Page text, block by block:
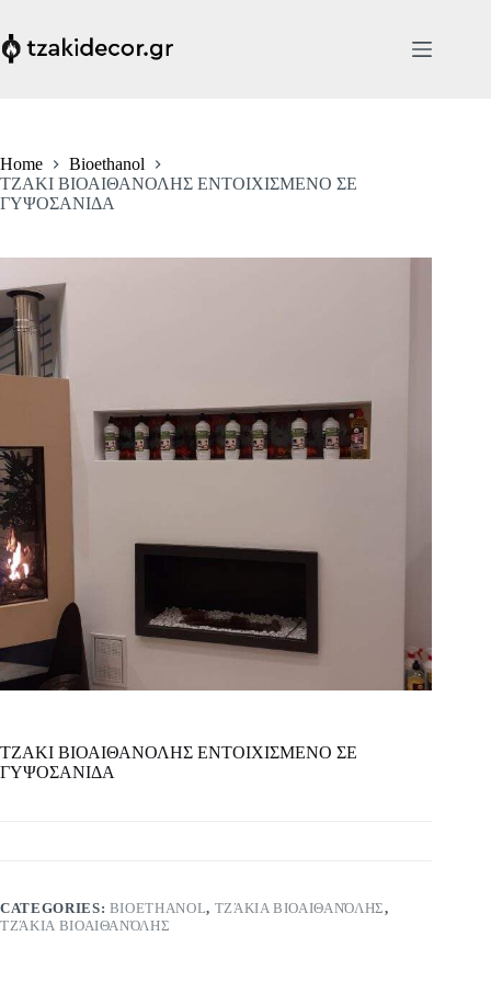
content
Home
Bioethanol
ΤΖΑΚΙ ΒΙΟΑΙΘΑΝΟΛΗΣ ΕΝΤΟΙΧΙΣΜΕΝΟ ΣΕ
ΓΥΨΟΣΑΝΙΔΑ
ΤΖΑΚΙ ΒΙΟΑΙΘΑΝΟΛΗΣ ΕΝΤΟΙΧΙΣΜΕΝΟ ΣΕ
ΓΥΨΟΣΑΝΙΔΑ
CATEGORIES: BIOETHANOL, ΤΖΆΚΙΑ ΒΙΟΑΙΘΑΝΌΛΗΣ,
ΤΖΆΚΙΑ ΒΙΟΑΙΘΑΝΌΛΗΣ